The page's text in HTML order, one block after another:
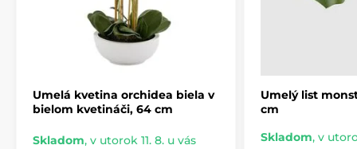
Umelá kvetina orchidea biela v
bielom kvetináči, 64 cm
Skladom, v utorok 11. 8. u vás
Umelý list
cm
Skladom, v